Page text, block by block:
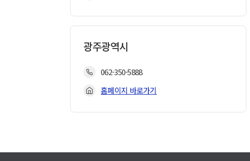
광주광역시
062-350-5888
홈페이지 바로가기